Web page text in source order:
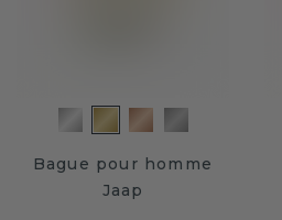
Bague pour homme
Jaap